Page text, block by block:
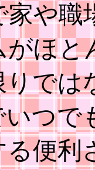
や職
ほと
では
つで
便利